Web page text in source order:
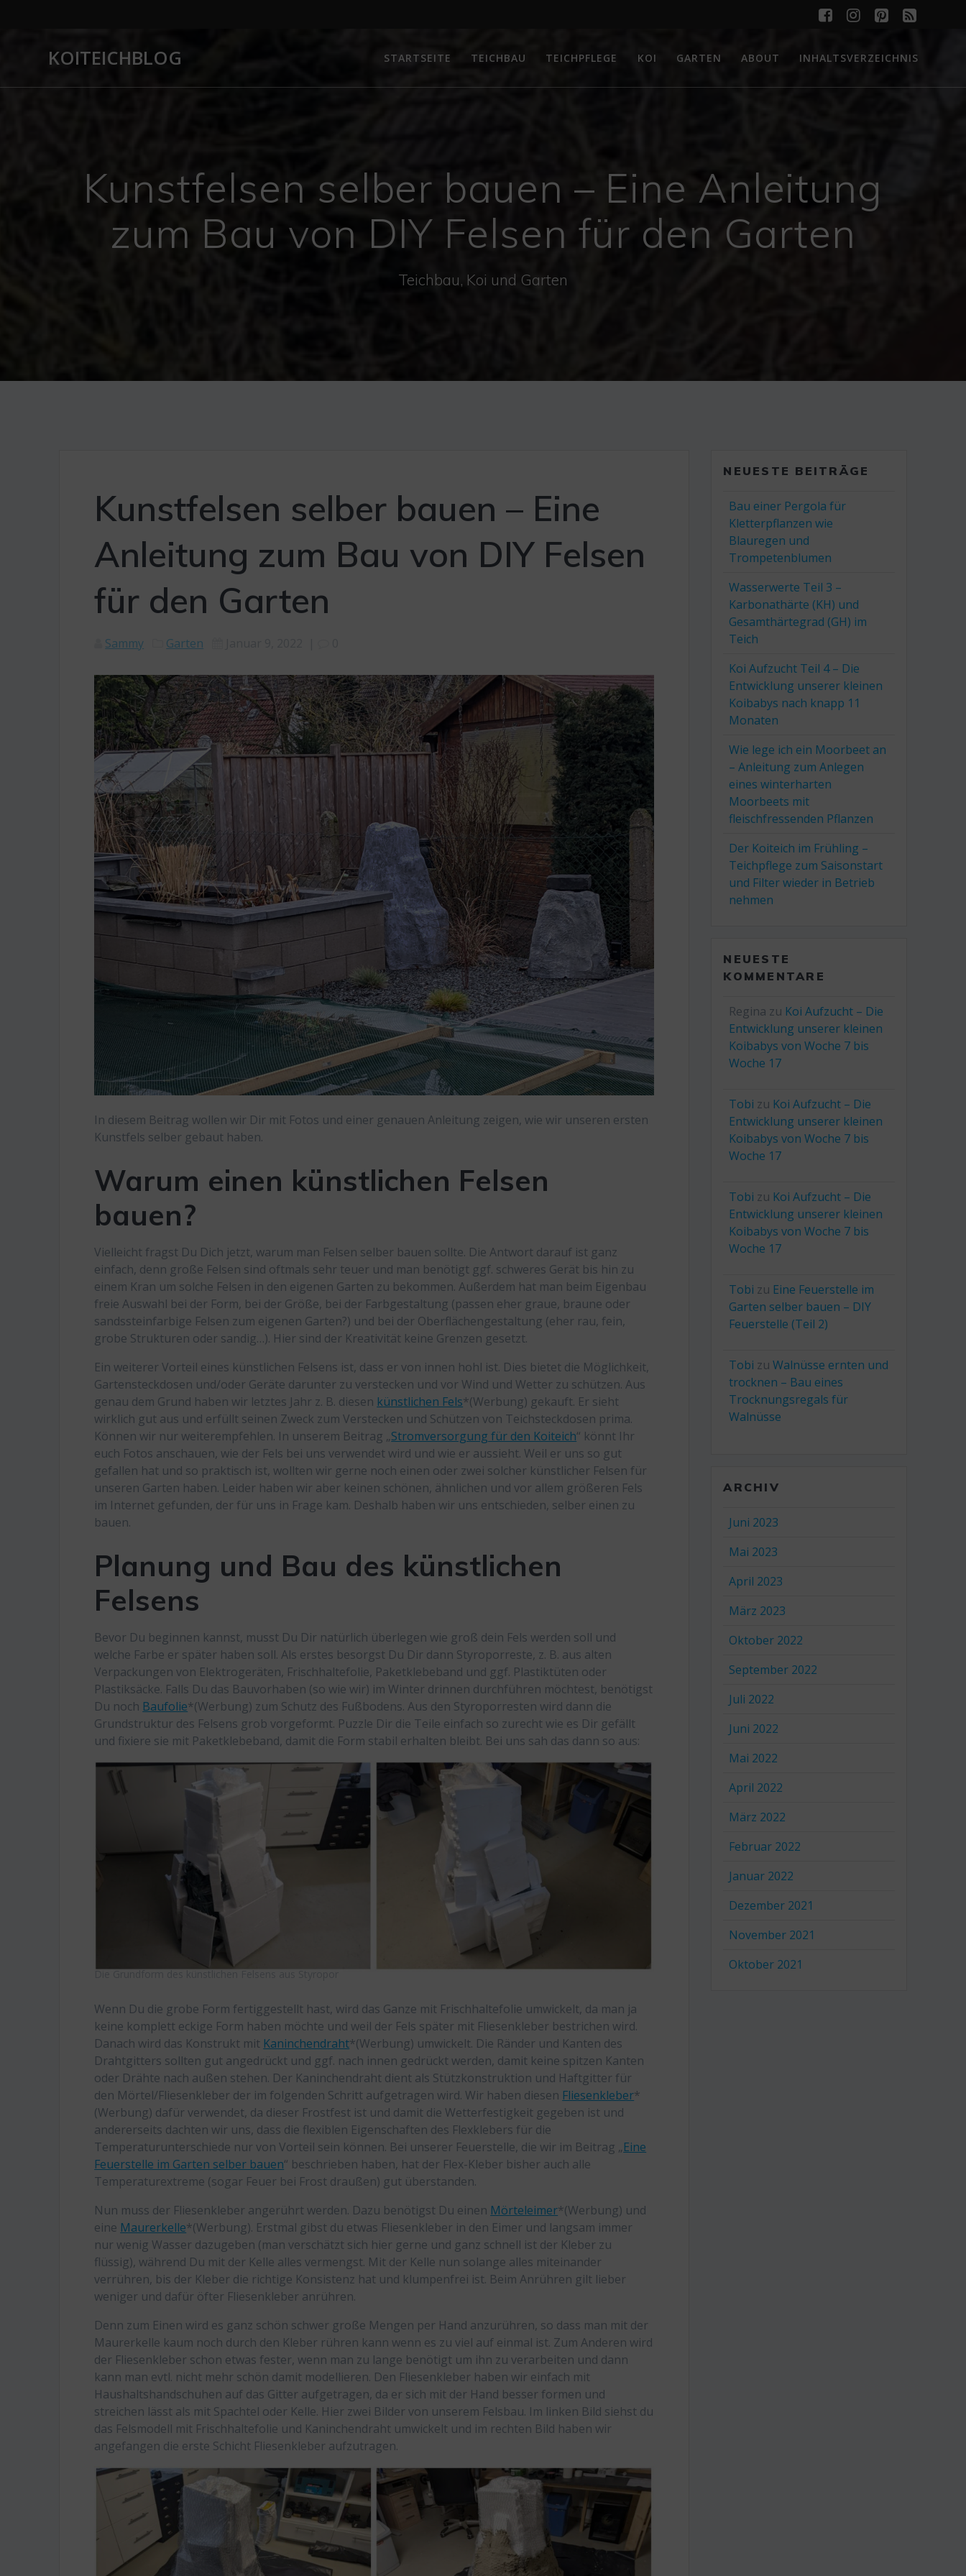
KOITEICHBLOG STARTSEITE TEICHBAU TEICHPFLEGE KOI GARTEN ABOUT INHALTSVERZEICHNIS
Kunstfelsen selber bauen – Eine Anleitung
zum Bau von DIY Felsen für den Garten
Teichbau, Koi und Garten
Kunstfelsen selber bauen – Eine
Anleitung zum Bau von DIY Felsen
für den Garten
Sammy Garten
In diesem Beitrag wollen wir Dir mit Fotos und einer genauen Anleitung zeigen, wie wir unseren ersten
Kunstfels selber gebaut haben.
Warum einen künstlichen Felsen
bauen?
Vielleicht fragst Du Dich jetzt, warum man Felsen selber bauen sollte. Die Antwort darauf ist ganz
einfach, denn große Felsen sind oftmals sehr teuer und man benötigt ggf. schweres Gerät bis hin zu
einem Kran um solche Felsen in den eigenen Garten zu bekommen. Außerdem hat man beim Eigenbau
freie Auswahl bei der Form, bei der Größe, bei der Farbgestaltung (passen eher graue, braune oder
sandssteinfarbige Felsen zum eigenen Garten?) und bei der Oberflächengestaltung (eher rau, fein,
grobe Strukturen oder sandig…). Hier sind der Kreativität keine Grenzen gesetzt.
Ein weiterer Vorteil eines künstlichen Felsens ist, dass er von innen hohl ist. Dies bietet die Möglichkeit,
Gartensteckdosen und/oder Geräte darunter zu verstecken und vor Wind und Wetter zu schützen. Aus
genau dem Grund haben wir letztes Jahr z. B. diesen künstlichen Fels*(Werbung) gekauft. Er sieht
wirklich gut aus und erfüllt seinen Zweck zum Verstecken und Schützen von Teichsteckdosen prima.
Können wir nur weiterempfehlen. In unserem Beitrag „Stromversorgung für den Koiteich“ könnt Ihr
euch Fotos anschauen, wie der Fels bei uns verwendet wird und wie er aussieht. Weil er uns so gut
gefallen hat und so praktisch ist, wollten wir gerne noch einen oder zwei solcher künstlicher Felsen für
unseren Garten haben. Leider haben wir aber keinen schönen, ähnlichen und vor allem größeren Fels
im Internet gefunden, der für uns in Frage kam. Deshalb haben wir uns entschieden, selber einen zu
bauen.
Planung und Bau des künstlichen
Felsens
Bevor Du beginnen kannst, musst Du Dir natürlich überlegen wie groß dein Fels werden soll und
welche Farbe er später haben soll. Als erstes besorgst Du Dir dann Styroporreste, z. B. aus alten
Verpackungen von Elektrogeräten, Frischhaltefolie, Paketklebeband und ggf. Plastiktüten oder
Plastiksäcke. Falls Du das Bauvorhaben (so wie wir) im Winter drinnen durchführen möchtest, benötigst
Du noch Baufolie*(Werbung) zum Schutz des Fußbodens. Aus den Styroporresten wird dann die
Grundstruktur des Felsens grob vorgeformt. Puzzle Dir die Teile einfach so zurecht wie es Dir gefällt
und fixiere sie mit Paketklebeband, damit die Form stabil erhalten bleibt. Bei uns sah das dann so aus:
Die Grundform des künstlichen Felsens aus Styropor
Wenn Du die grobe Form fertiggestellt hast, wird das Ganze mit Frischhaltefolie umwickelt, da man ja
keine komplett eckige Form haben möchte und weil der Fels später mit Fliesenkleber bestrichen wird.
Danach wird das Konstrukt mit Kaninchendraht*(Werbung) umwickelt. Die Ränder und Kanten des
Drahtgitters sollten gut angedrückt und ggf. nach innen gedrückt werden, damit keine spitzen Kanten
oder Drähte nach außen stehen. Der Kaninchendraht dient als Stützkonstruktion und Haftgitter für
den Mörtel/Fliesenkleber der im folgenden Schritt aufgetragen wird. Wir haben diesen Fliesenkleber*
(Werbung) dafür verwendet, da dieser Frostfest ist und damit die Wetterfestigkeit gegeben ist und
andererseits dachten wir uns, dass die flexiblen Eigenschaften des Flexklebers für die
Temperaturunterschiede nur von Vorteil sein können. Bei unserer Feuerstelle, die wir im Beitrag „Eine
Feuerstelle im Garten selber bauen“ beschrieben haben, hat der Flex-Kleber bisher auch alle
Temperaturextreme (sogar Feuer bei Frost draußen) gut überstanden.
Nun muss der Fliesenkleber angerührt werden. Dazu benötigst Du einen Mörteleimer*(Werbung) und
eine Maurerkelle*(Werbung). Erstmal gibst du etwas Fliesenkleber in den Eimer und langsam immer
nur wenig Wasser dazugeben (man verschätzt sich hier gerne und ganz schnell ist der Kleber zu
flüssig), während Du mit der Kelle alles vermengst. Mit der Kelle nun solange alles miteinander
verrühren, bis der Kleber die richtige Konsistenz hat und klumpenfrei ist. Beim Anrühren gilt lieber
weniger und dafür öfter Fliesenkleber anrühren.
Denn zum Einen wird es ganz schön schwer große Mengen per Hand anzurühren, so dass man mit der
Maurerkelle kaum noch durch den Kleber rühren kann wenn es zu viel auf einmal ist. Zum Anderen wird
der Fliesenkleber schon etwas fester, wenn man zu lange benötigt um ihn zu verarbeiten und dann
kann man evtl. nicht mehr schön damit modellieren. Den Fliesenkleber haben wir einfach mit
Haushaltshandschuhen auf das Gitter aufgetragen, da er sich mit der Hand besser formen und
streichen lässt als mit Spachtel oder Kelle. Hier zwei Bilder von unserem Felsbau. Im linken Bild siehst du
das Felsmodell mit Frischhaltefolie und Kaninchendraht umwickelt und im rechten Bild haben wir
angefangen die erste Schicht Fliesenkleber aufzutragen.
NEUESTE BEITRÄGE
Bau einer Pergola für
Kletterpflanzen wie
Blauregen und
Trompetenblumen
Wasserwerte Teil 3 –
Karbonathärte (KH) und
Gesamthärtegrad (GH) im
Teich
Koi Aufzucht Teil 4 – Die
Entwicklung unserer kleinen
Koibabys nach knapp 11
Monaten
Wie lege ich ein Moorbeet an
– Anleitung zum Anlegen
eines winterharten
Moorbeets mit
fleischfressenden Pflanzen
Der Koiteich im Frühling –
Teichpflege zum Saisonstart
und Filter wieder in Betrieb
nehmen
NEUESTE
KOMMENTARE
Regina zu Koi Aufzucht – Die
Entwicklung unserer kleinen
Koibabys von Woche 7 bis
Woche 17
Tobi zu Koi Aufzucht – Die
Entwicklung unserer kleinen
Koibabys von Woche 7 bis
Woche 17
Tobi zu Koi Aufzucht – Die
Entwicklung unserer kleinen
Koibabys von Woche 7 bis
Woche 17
Tobi zu Eine Feuerstelle im
Garten selber bauen – DIY
Feuerstelle (Teil 2)
Tobi zuWalnüsse ernten und
trocknen – Bau eines
Trocknungsregals für
Walnüsse
ARCHIV
Juni 2023
Mai 2023
April 2023
März 2023
Oktober 2022
September 2022
Juli 2022
Juni 2022
Mai 2022
April 2022
März 2022
Februar 2022
Januar 2022
Dezember 2021
November 2021
Oktober 2021